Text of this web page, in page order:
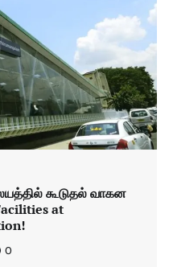
கூடுதல் வாகன
at
0